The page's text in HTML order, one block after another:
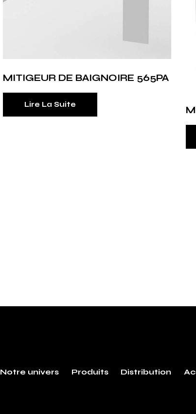
MITIGEUR DE BAIGNOIRE 565PA
Lire La Suite
Notre univers Produits Distribution